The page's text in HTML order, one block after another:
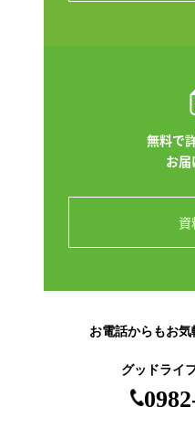
無料で
お
資
お電話からもお気
グッドライ